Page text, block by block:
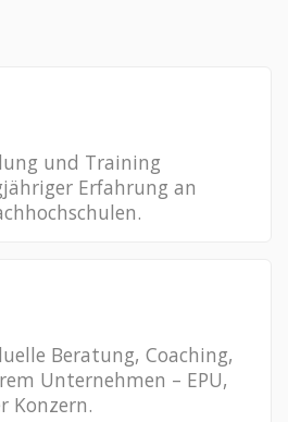
und Training
Erfahrung an
Beratung, Coaching,
Unternehmen – EPU,
Konzern.